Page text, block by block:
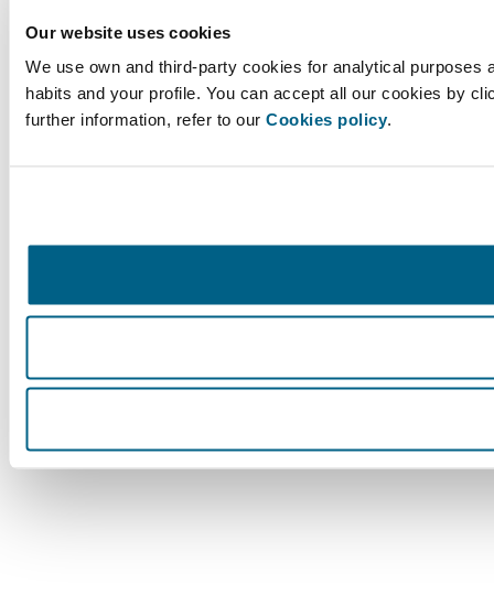
Our website uses cookies
We use own and third-party cookies for analytical
habits and your profile. You can accept all our cookies by
further information, refer to our Cookies policy.